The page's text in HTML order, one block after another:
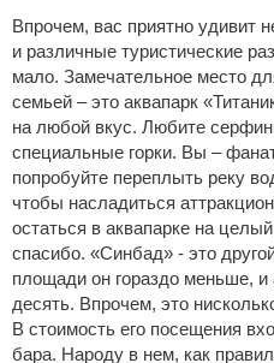
Впрочем, вас приятно удивит
и различные туристические
мало. Замечательное место
семьей – это аквапарк
на любой вкус. Любите
специальные горки. Вы –
попробуйте переплыть реку
чтобы насладиться
остаться в аквапарке на
спасибо. «Синбад» - это
площади он гораздо меньше, и
десять. Впрочем, это
В стоимость его посещения
бара. Народу в нем, как